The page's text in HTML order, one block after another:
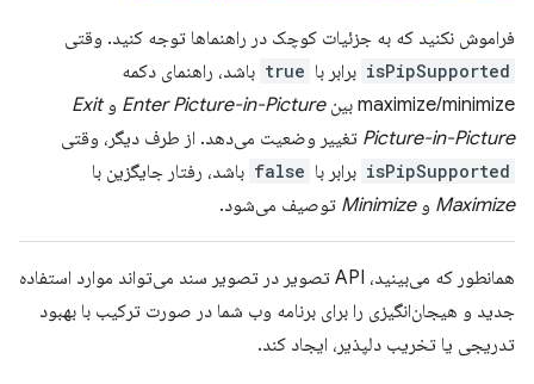
فراموش نکنید که به جزئیات کوچک در راهنماها توجه کنید. وقتی
isPipSupported برابر با true باشد، راهنمای دکمه
maximize/minimize بین
Enter Picture-in-Picture وExit
Picture-in-Picture تغییر وضعیت می‌دهد. از طرف دیگر، وقتی
isPipSupported برابر با false باشد، رفتار جایگزین با
Maximize وMinimize توصیف می‌شود.
همانطور که می‌بینید، API تصویر در تصویر سند می‌تواند موارد استفاده
جدید و هیجان‌انگیزی را برای برنامه وب شما در صورت ترکیب با بهبود
تدریجی یا تخریب دلپذیر، ایجاد کند.